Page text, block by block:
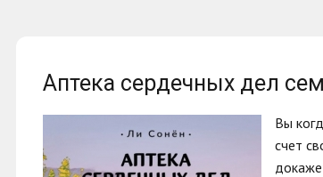
Аптека сердечных дел
Вы
счет